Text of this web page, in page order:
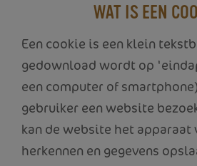
WAT IS EEN
Een cookie is een klein
gedownload wordt op
een computer of
gebruiker een website
kan de website het apparaat
herkennen en gegevens